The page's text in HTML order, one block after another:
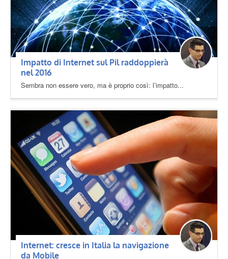
Impatto di Internet sul Pil raddoppierà
nel 2016
Sembra non essere vero, ma è proprio così: l’impatto...
Internet: cresce in Italia la navigazione
da Mobile